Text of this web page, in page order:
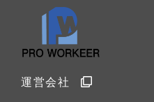
運営会社